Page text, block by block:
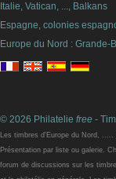
Italie, Vatican, ..., Balkans
Espagne, colonies
Europe du Nord : Grande-
© 2026 Philatelie free -
Les timbres d'Europe du Nord,
Présentation par liste ou galerie.
forum de discussions sur les